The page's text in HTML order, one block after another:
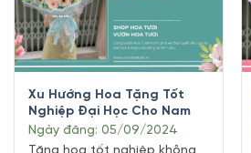
biểu tượng của tình cảm
chân thành và sự quan tâm
tinh tế. [...]
Xu Hướng Hoa Tặng Tốt
Nghiệp Đại Học Cho Nam
Ngày đăng: 05/09/2024